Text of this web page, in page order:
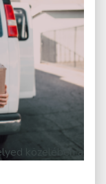
közelében a